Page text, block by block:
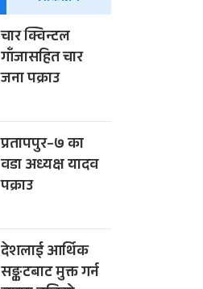
चार क्विन्टल
गाँजासहित चार
जना पक्राउ
प्रतापपुर–७ का
वडा अध्यक्ष यादव
पक्राउ
देशलाई आर्थिक
सङ्कटबाट मुक्त गर्न